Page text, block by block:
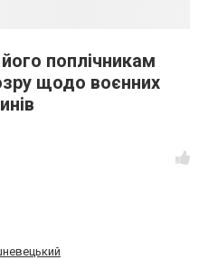
поплічникам
щодо воєнних